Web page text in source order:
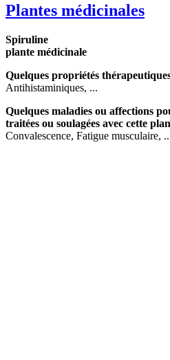
Plantes médicinales
Spiruline
plante médicinale
Quelques propriétés
Antihistaminiques, ...
Quelques maladies ou affections
traitées ou soulagées avec cette
Convalescence, Fatigue musculaire,